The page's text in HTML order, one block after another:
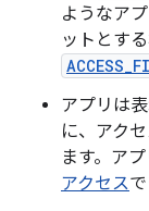
ようなア
ットとす
アプリは
に、アク
ます。ア
アクセス